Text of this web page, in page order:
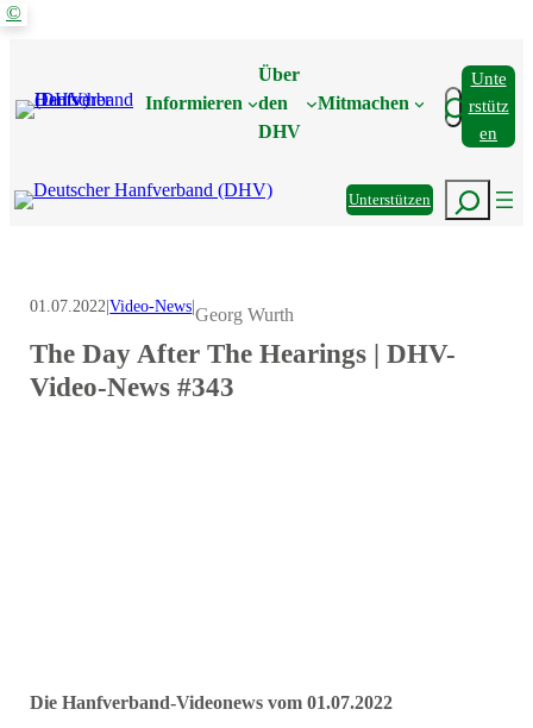
Zum
Informieren
Über
den
DHV
Mitmachen Suchen
Unte
Rstütz
En
UnterstützenSuchen
©
01.07.2022|Video-News|Georg Wurth
The Day After The Hearings | DHV-
Video-News #343
Die Hanfverband-Videonews vom 01.07.2022